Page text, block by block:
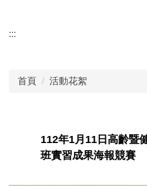
:::
首頁 活動花絮
112年1月11日高齡暨
班實習成果海報競賽